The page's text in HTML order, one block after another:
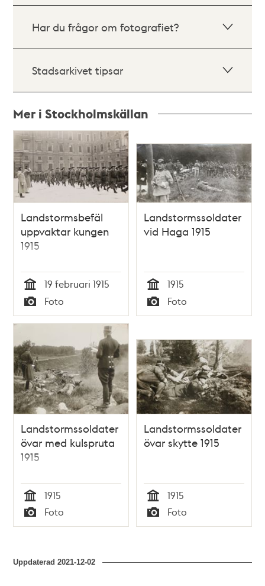
Har du frågor om fotografiet?
Stadsarkivet tipsar
Mer i Stockholmskällan
Relaterade
poster
och
teman
Landstormsbefäl
uppvaktar kungen
1915
Tid
19 februari 1915
Typ
Foto
Landstormssoldater
vid Haga 1915
Tid
1915
Typ
Foto
Landstormssoldater
övar med kulspruta
1915
Tid
1915
Typ
Foto
Landstormssoldater
övar skytte 1915
Tid
1915
Typ
Foto
Uppdaterad2021-12-02